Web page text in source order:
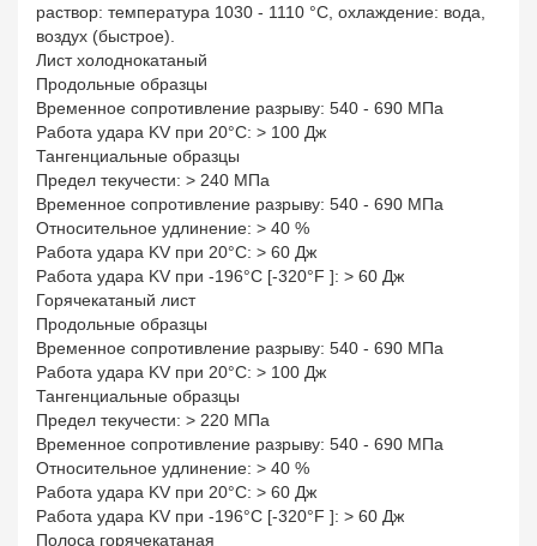
раствор: температура 1030 - 1110 °C, охлаждение: вода,
воздух (быстрое).
Лист холоднокатаный
Продольные образцы
Временное сопротивление разрыву: 540 - 690 МПа
Работа удара KV при 20°С: > 100 Дж
Тангенциальные образцы
Предел текучести: > 240 МПа
Временное сопротивление разрыву: 540 - 690 МПа
Относительное удлинение: > 40 %
Работа удара KV при 20°С: > 60 Дж
Работа удара KV при -196°С [-320°F ]: > 60 Дж
Горячекатаный лист
Продольные образцы
Временное сопротивление разрыву: 540 - 690 МПа
Работа удара KV при 20°С: > 100 Дж
Тангенциальные образцы
Предел текучести: > 220 МПа
Временное сопротивление разрыву: 540 - 690 МПа
Относительное удлинение: > 40 %
Работа удара KV при 20°С: > 60 Дж
Работа удара KV при -196°С [-320°F ]: > 60 Дж
Полоса горячекатаная